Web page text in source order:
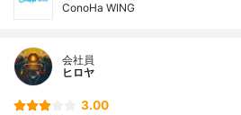
ConoHa WING
会社員
ヒロヤ
3.00